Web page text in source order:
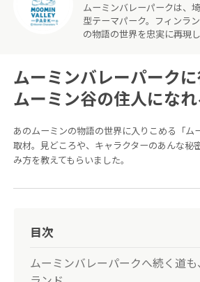
ムーミンバレーパークは、
型テーマパーク。フィンラ
の物語の世界を忠実に再現し
ムーミンバレーパークに
ムーミン谷の住人になれ
あのムーミンの物語の世界に入りこめる「ム
取材。見どころや、キャラクターのあんな秘
み方を教えてもらいました。
目次
ムーミンバレーパークへ続く道